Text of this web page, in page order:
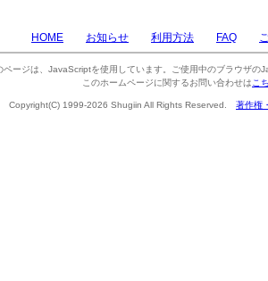
HOME お知らせ 利用方法 FAQ
ページは、JavaScriptを使用しています。ご使用中のブラウザの
このホームページに関するお問い合わせは こ
Copyright(C) 1999-2026 Shugiin All Rights Reserved. 著作権